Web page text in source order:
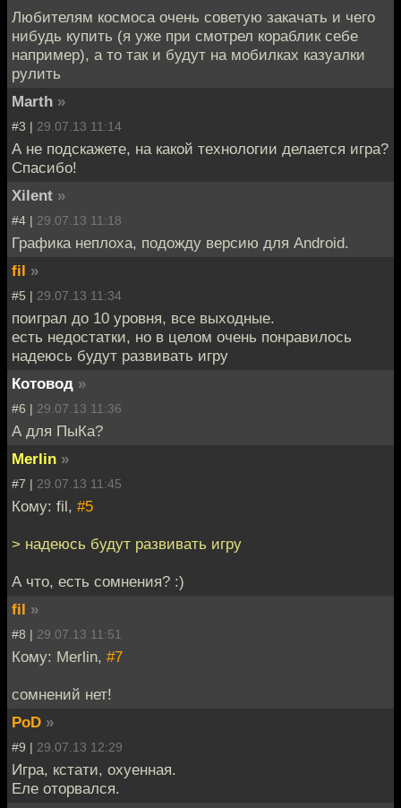
Любителям космоса очень советую закачать и чего
нибудь купить (я уже при смотрел кораблик себе
например), а то так и будут на мобилках казуалки
рулить
Marth »
#3 | 29.07.13 11:14
А не подскажете, на какой технологии делается игра?
Спасибо!
Xilent »
#4 | 29.07.13 11:18
Графика неплоха, подожду версию для Android.
fil »
#5 | 29.07.13 11:34
поиграл до 10 уровня, все выходные.
есть недостатки, но в целом очень понравилось
надеюсь будут развивать игру
Котовод »
#6 | 29.07.13 11:36
А для ПыКа?
Merlin »
#7 | 29.07.13 11:45
Кому: fil, #5
> надеюсь будут развивать игру
А что, есть сомнения? :)
fil »
#8 | 29.07.13 11:51
Кому: Merlin, #7
сомнений нет!
PoD »
#9 | 29.07.13 12:29
Игра, кстати, охуенная.
Еле оторвался.